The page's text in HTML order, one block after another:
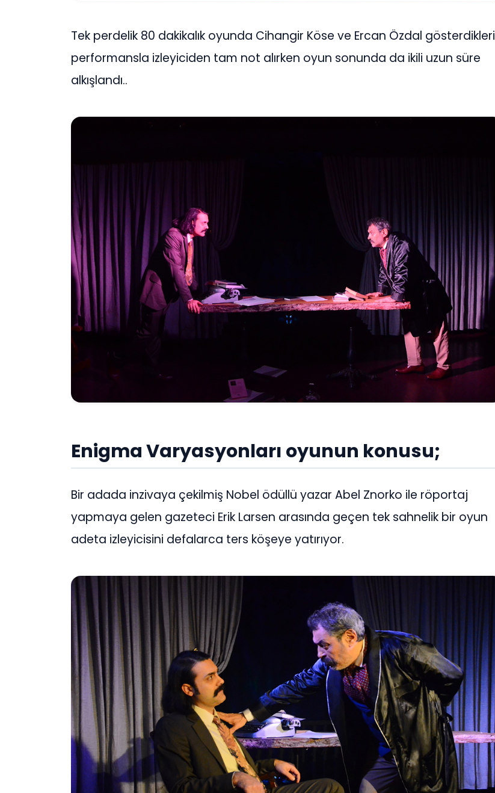
Tek perdelik 80 dakikalık oyunda Cihangir Köse ve Ercan Özdal gösterdikleri
performansla izleyiciden tam not alırken oyun sonunda da ikili uzun süre
alkışlandı..
Enigma Varyasyonları oyunun konusu;
Bir adada inzivaya çekilmiş Nobel ödüllü yazar Abel Znorko ile röportaj
yapmaya gelen gazeteci Erik Larsen arasında geçen tek sahnelik bir oyun
adeta izleyicisini defalarca ters köşeye yatırıyor.